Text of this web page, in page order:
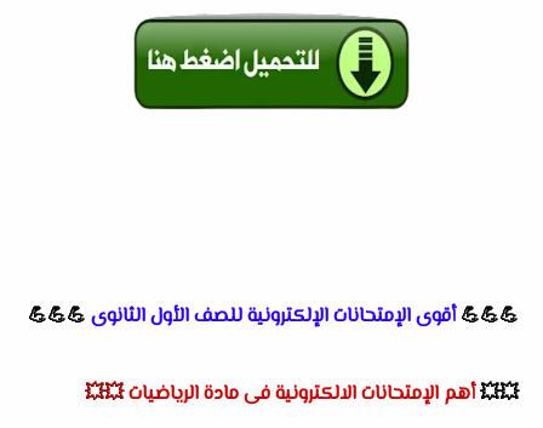
💪💪💪أقوى الإمتحانات الإلكترونية للصف الأول الثانوى 💪💪💪
💥💥أهم الإمتحانات الالكترونية فى مادة الرياضيات💥💥